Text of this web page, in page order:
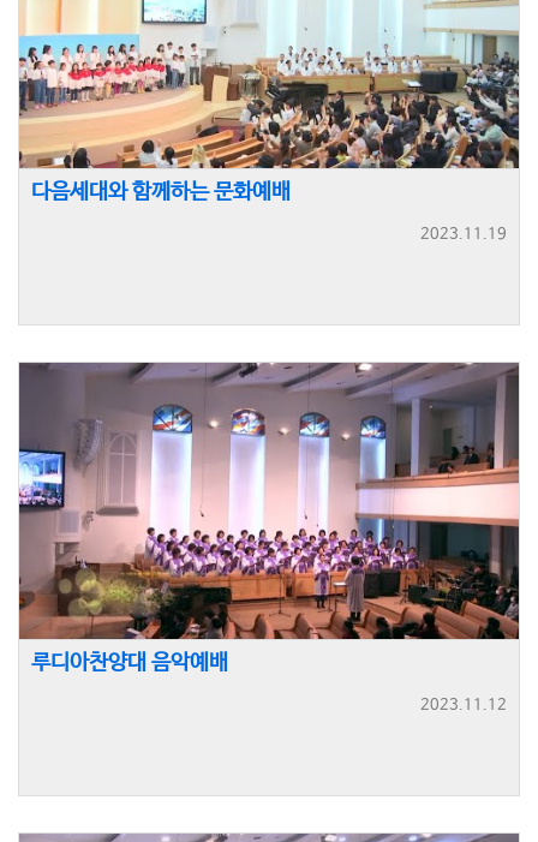
다음세대와 함께하는 문화예배
2023.11.19
루디아찬양대 음악예배
2023.11.12